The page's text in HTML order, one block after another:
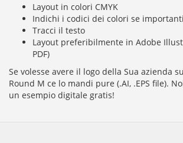
Layout in colori CMYK
Indichi i codici dei colori se importanti
Tracci il testo
Layout preferibilmente in Adobe
PDF)
Se volesse avere il logo della Sua azienda
Round M ce lo mandi pure (.AI, .EPS file).
un esempio digitale gratis!